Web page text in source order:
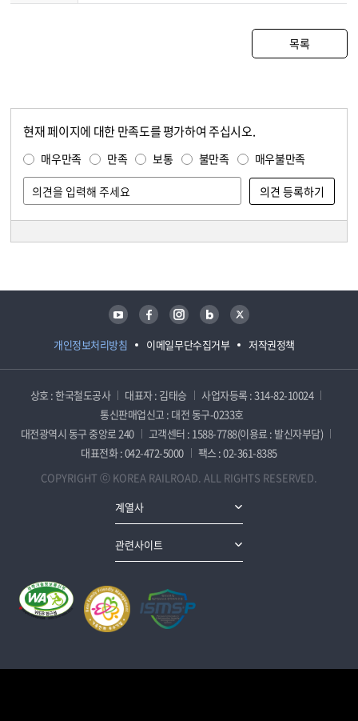
목록
현재 페이지에 대한 만족도를 평가하여 주십시오.
매우만족 만족 보통 불만족 매우불만족
개인정보처리방침 이메일무단수집거부 저작권정책
유튜브 페이스북 인스타그램 블로그 트위터
상호 : 한국철도공사 대표자 : 김태승
사업자등록 : 314-82-10024
통신판매업신고 : 대전 동구-0233호
대전광역시 동구 중앙로 240
고객센터 : 1588-7788(이용료 : 발신자부담)
대표전화 : 042-472-5000
팩스 : 02-361-8385
COPYRIGHT ⓒ KOREA RAILROAD. ALL RIGHTS RESERVED.
계열사
관련사이트